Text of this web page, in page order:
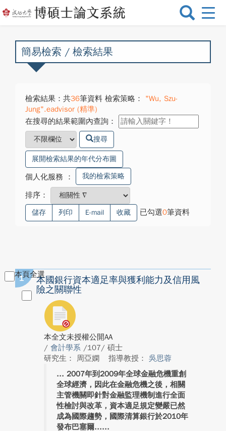
選
換
簡易檢索 / 檢索結果
檢索結果：共36筆資料 檢索策略：
"Wu, Szu-
Jung".eadvisor (精準)
在搜尋的結果範圍內查詢：
搜尋
展開檢索結果的年代分布圖
個人化服務 ： 我的檢索策略
排序：
儲存 列印 E-mail 收藏 已勾選0筆資料
本頁全選
1
本國銀行資本適足率與獲利能力及信用風
險之關聯性
本全文未授權公開AA
/ 會計學系 /107/ 碩士
研究生： 周亞嫻
指導教授： 吳思蓉
2007年到2009年全球金融危機重創
全球經濟，因此在金融危機之後，相關
主管機關即針對金融監理機制進行全面
性檢討與改革，資本適足規定變嚴已然
成為國際趨勢，國際清算銀行於2010年
發布巴塞爾...